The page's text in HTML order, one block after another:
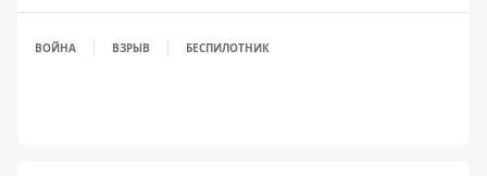
ВОЙНА ВЗРЫВ БЕСПИЛОТНИК